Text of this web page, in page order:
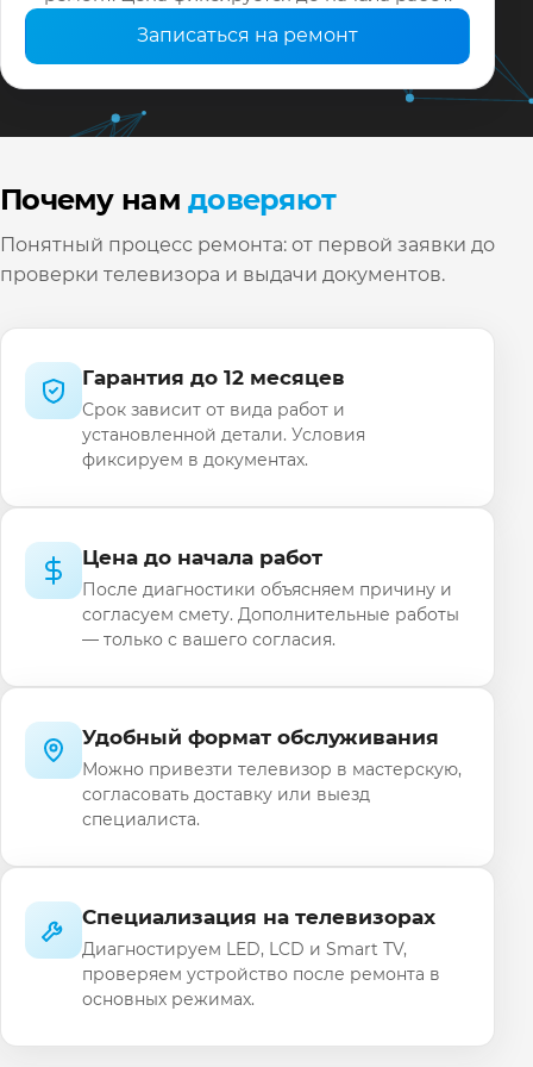
Записаться на ремонт
Почему намдоверяют
Понятный процесс ремонта: от первой заявки до
проверки телевизора и выдачи документов.
Гарантия до 12 месяцев
Срок зависит от вида работ и
установленной детали. Условия
фиксируем в документах.
Цена до начала работ
После диагностики объясняем причину и
согласуем смету. Дополнительные работы
— только с вашего согласия.
Удобный формат обслуживания
Можно привезти телевизор в мастерскую,
согласовать доставку или выезд
специалиста.
Специализация на телевизорах
Диагностируем LED, LCD и Smart TV,
проверяем устройство после ремонта в
основных режимах.